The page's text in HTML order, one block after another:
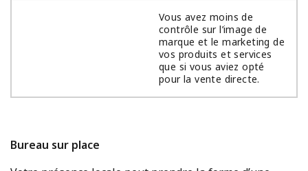
Vous avez moins de
contrôle sur l’image de
marque et le marketing de
vos produits et services
que si vous aviez opté
pour la vente directe.
Bureau sur place